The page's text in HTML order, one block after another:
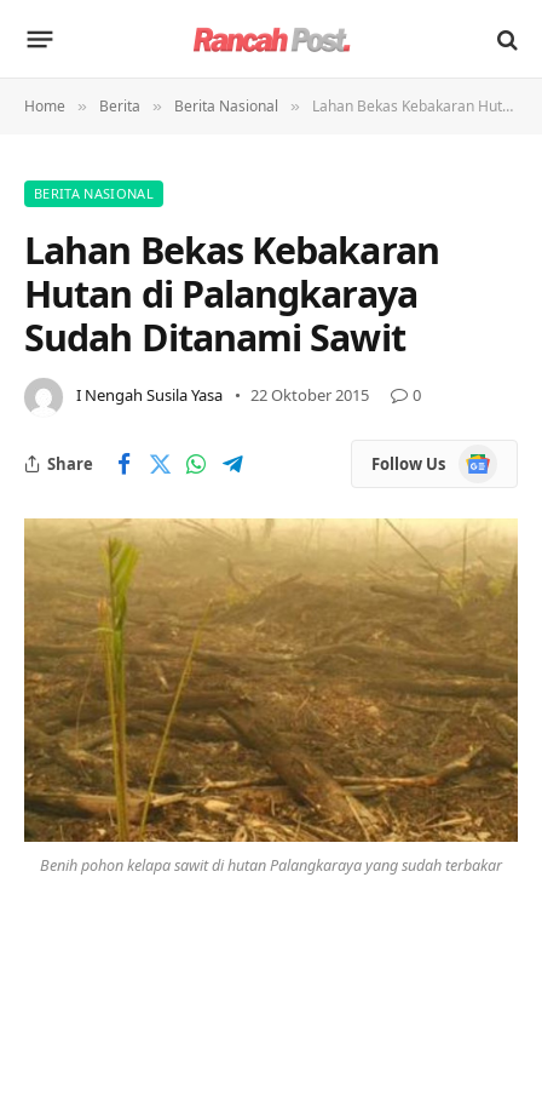
Home » Berita » Berita Nasional » Lahan Bekas Kebakaran Hutan di Palangkaraya Sudah Ditanami Sawit
BERITA NASIONAL
Lahan Bekas Kebakaran
Hutan di Palangkaraya
Sudah Ditanami Sawit
I Nengah Susila Yasa 22 Oktober 2015 0
Share Follow Us
Google
News
Benih pohon kelapa sawit di hutan Palangkaraya yang sudah terbakar